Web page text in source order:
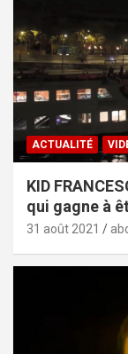
ACTUALITÉ
KID
qui gagne à
31 août 2021